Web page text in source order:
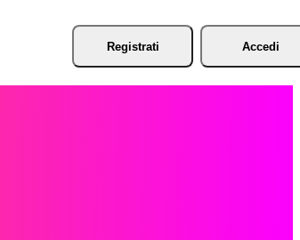
Registrati Accedi